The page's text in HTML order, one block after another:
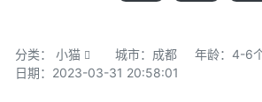
分类： 小猫 城市：成都
年龄：4-6
日期：2023-03-31 20:58:01